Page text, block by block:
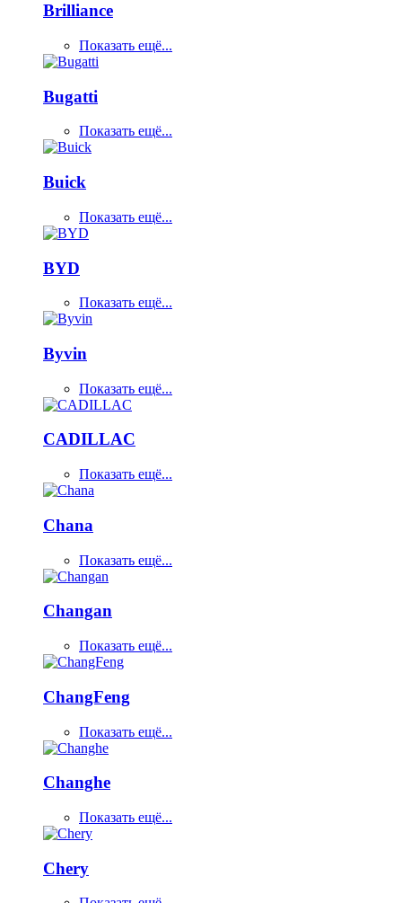
Brilliance
Показать ещё...
Bugatti
Показать ещё...
Buick
Показать ещё...
BYD
Показать ещё...
Byvin
Показать ещё...
CADILLAC
Показать ещё...
Chana
Показать ещё...
Changan
Показать ещё...
ChangFeng
Показать ещё...
Changhe
Показать ещё...
Chery